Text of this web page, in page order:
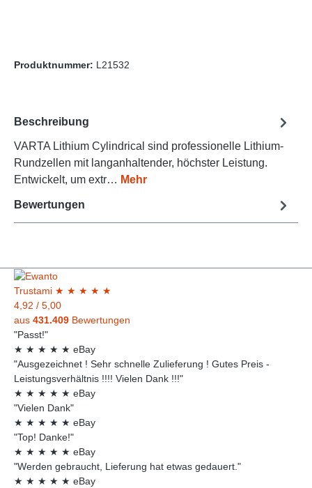
Produktnummer: L21532
Beschreibung
VARTA Lithium Cylindrical sind professionelle Lithium-
Rundzellen mit langanhaltender, höchster Leistung.
Entwickelt, um extr… Mehr
Bewertungen
Trustami ★ ★ ★ ★ ★
4,92 / 5,00
aus 431.409 Bewertungen
"Passt!"
★ ★ ★ ★ ★ eBay
"Ausgezeichnet ! Sehr schnelle Zulieferung ! Gutes Preis -
Leistungsverhältnis !!!! Vielen Dank !!!"
★ ★ ★ ★ ★ eBay
"Vielen Dank"
★ ★ ★ ★ ★ eBay
"Top! Danke!"
★ ★ ★ ★ ★ eBay
"Werden gebraucht, Lieferung hat etwas gedauert."
★ ★ ★ ★ ★ eBay